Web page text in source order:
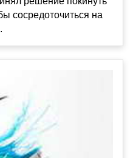
сосредоточиться на